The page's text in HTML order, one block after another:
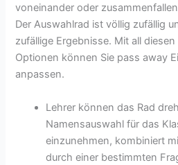
voneinander oder
Der Auswahlrad ist völlig zufällig
zufällige Ergebnisse. Mit all
Optionen können Sie pass away
anpassen.
Lehrer können das Rad
Namensauswahl für das
einzunehmen, kombiniert
durch einer bestimmten